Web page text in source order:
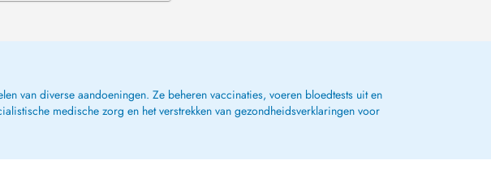
van diverse aandoeningen. Ze beheren vaccinaties, voeren bloedtests uit en
medische zorg en het verstrekken van gezondheidsverklaringen voor